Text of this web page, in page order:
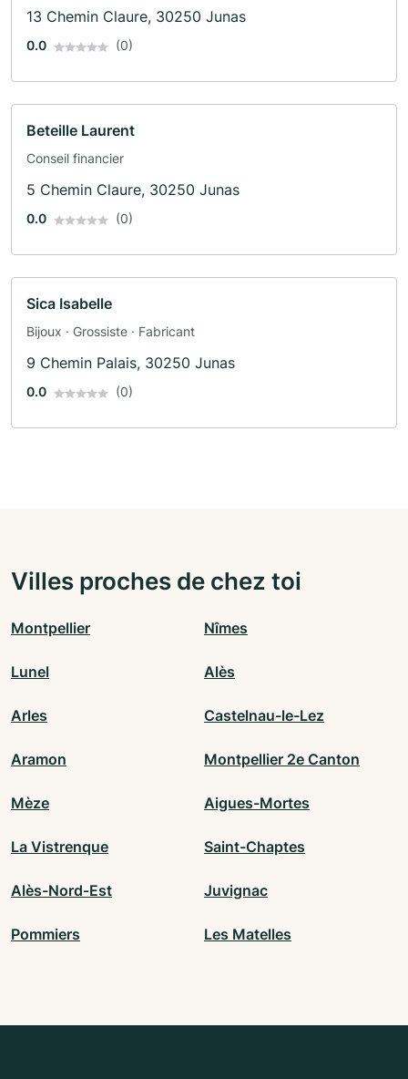
13 Chemin Claure, 30250 Junas
0.0 (0)
Beteille Laurent
Conseil financier
5 Chemin Claure, 30250 Junas
0.0 (0)
Sica Isabelle
Bijoux · Grossiste · Fabricant
9 Chemin Palais, 30250 Junas
0.0 (0)
Villes proches de chez toi
Montpellier Nîmes
Lunel Alès
Arles Castelnau-le-Lez
Aramon Montpellier 2e Canton
Mèze Aigues-Mortes
La Vistrenque Saint-Chaptes
Alès-Nord-Est Juvignac
Pommiers Les Matelles